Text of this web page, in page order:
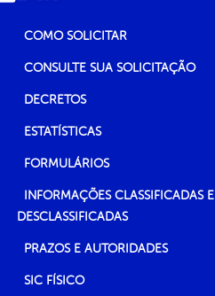
COMO SOLICITAR
CONSULTE SUA SOLICITAÇÃO
DECRETOS
ESTATÍSTICAS
FORMULÁRIOS
INFORMAÇÕES CLASSIFICADAS E
DESCLASSIFICADAS
PRAZOS E AUTORIDADES
SIC FÍSICO